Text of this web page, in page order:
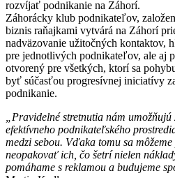
rozvíjať podnikanie na Záhorí.
Záhorácky klub podnikateľov,
biznis raňajkami vytvárá na Záhorí
nadväzovanie užitočných kontaktov,
pre jednotlivých podnikateľov, ale aj
otvorený pre všetkých, ktorí sa
byť súčasťou progresívnej iniciatívy
podnikanie.
„Pravidelné stretnutia nám
efektívneho podnikateľského
medzi sebou. Vďaka tomu sa
neopakovať ich, čo šetrí nielen
pomáhame s reklamou a budujeme